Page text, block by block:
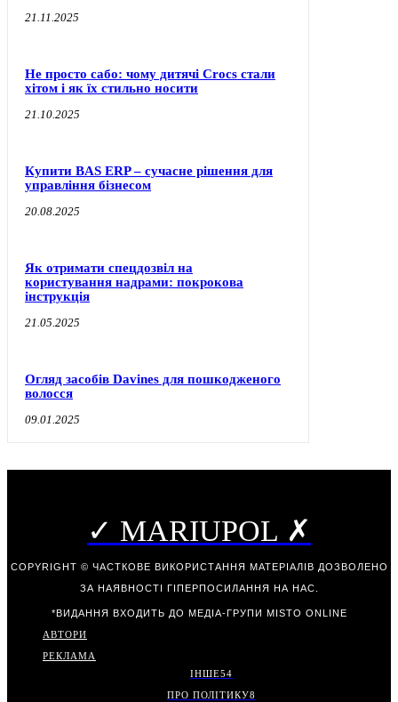
21.11.2025
Не просто сабо: чому дитячі Crocs стали
хітом і як їх стильно носити
21.10.2025
Купити BAS ERP – сучасне рішення для
управління бізнесом
20.08.2025
Як отримати спецдозвіл на
користування надрами: покрокова
інструкція
21.05.2025
Огляд засобів Davines для пошкодженого
волосся
09.01.2025
✓ MARIUPOL ✗
COPYRIGHT © ЧАСТКОВЕ ВИКОРИСТАННЯ МАТЕРІАЛІВ ДОЗВОЛЕНО
ЗА НАЯВНОСТІ ГІПЕРПОСИЛАННЯ НА НАС.
*ВИДАННЯ ВХОДИТЬ ДО МЕДІА-ГРУПИ MISTO ONLINE
АВТОРИ
РЕКЛАМА
ІНШЕ54
ПРО ПОЛІТИКУ8